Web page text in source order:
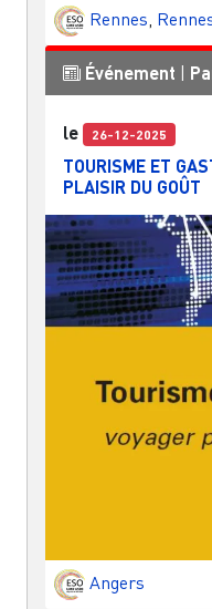
Rennes,
Événement
le 26-12-2025
TOURISME ET
PLAISIR DU GOÛT
Angers